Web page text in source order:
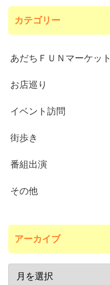
カテゴリー
あだちＦＵＮマーケット
お店巡り
イベント訪問
街歩き
番組出演
その他
アーカイブ